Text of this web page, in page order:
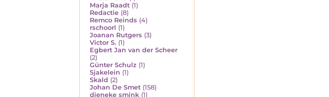
Marja Raadt (1)
Redactie (8)
Remco Reinds (4)
rschoorl (1)
Joanan Rutgers (3)
Victor S. (1)
Egbert Jan van der Scheer
(2)
Günter Schulz (1)
Sjakelein (1)
Skald (2)
Johan De Smet (158)
dieneke smink (1)